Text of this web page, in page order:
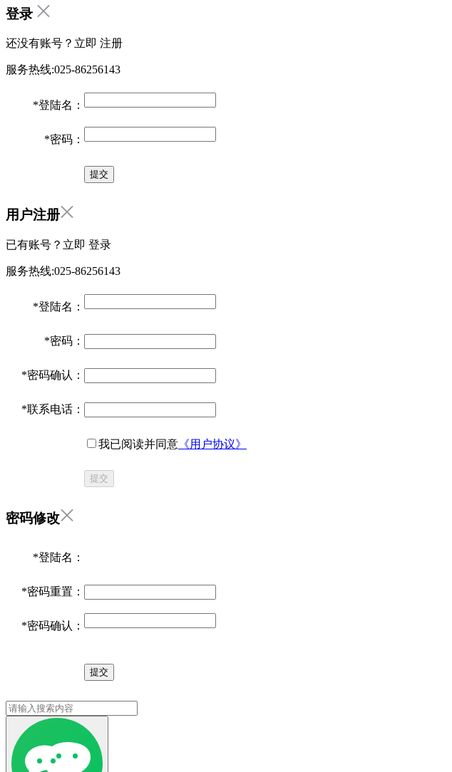
登录
还没有账号？立即 注册
服务热线:025-86256143
*登陆名：
*密码：
用户注册
已有账号？立即 登录
服务热线:025-86256143
*登陆名：
*密码：
*密码确认：
*联系电话：
我已阅读并同意 《用户协议》
提交
密码修改
*登陆名：
*密码重置：
*密码确认：